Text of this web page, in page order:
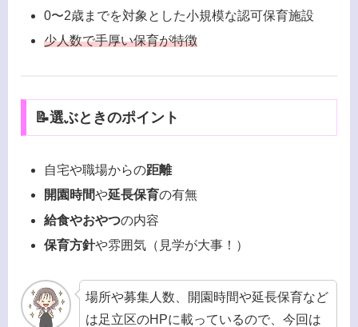
0〜2歳までを対象とした小規模な認可保育施設
少人数で手厚い保育が特徴
📝選ぶときのポイント
自宅や職場からの距離
開園時間や延長保育の有無
給食やおやつの内容
保育方針や雰囲気（見学が大事！）
場所や募集人数、開園時間や延長保育など
は足立区のHPに載っているので、今回は